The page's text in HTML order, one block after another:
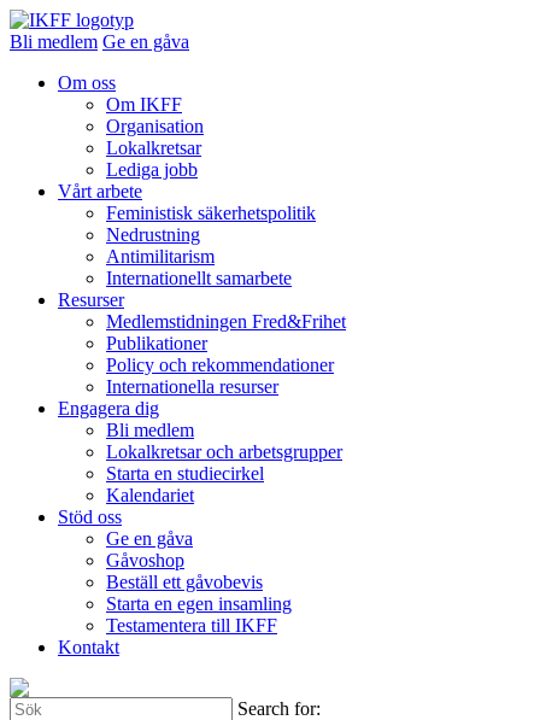
Bli medlem Ge en gåva
Om oss
Om IKFF
Organisation
Lokalkretsar
Lediga jobb
Vårt arbete
Feministisk säkerhetspolitik
Nedrustning
Antimilitarism
Internationellt samarbete
Resurser
Medlemstidningen Fred&Frihet
Publikationer
Policy och rekommendationer
Internationella resurser
Engagera dig
Bli medlem
Lokalkretsar och arbetsgrupper
Starta en studiecirkel
Kalendariet
Stöd oss
Ge en gåva
Gåvoshop
Beställ ett gåvobevis
Starta en egen insamling
Testamentera till IKFF
Kontakt
Search for: